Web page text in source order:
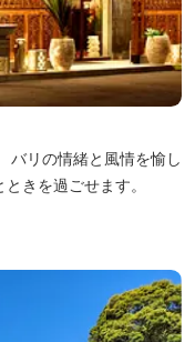
バリの情緒と風情を愉し
きを過ごせます。